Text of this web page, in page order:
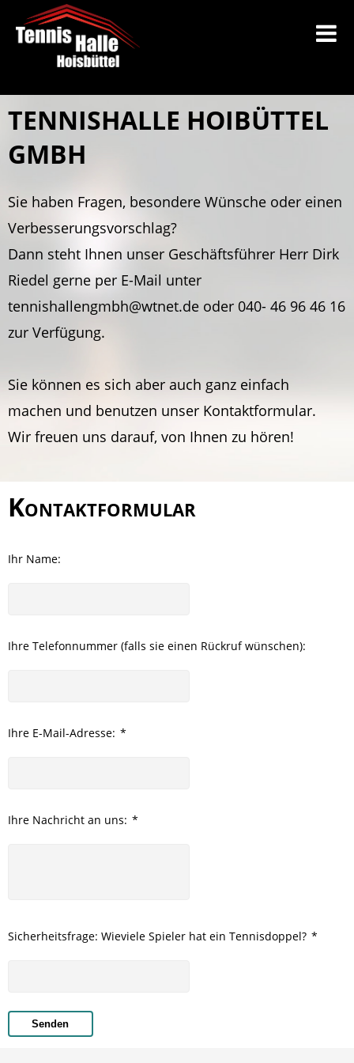
TENNISHALLE HOIBÜTTEL
GMBH
Sie haben Fragen, besondere Wünsche oder einen
Verbesserungsvorschlag?
Dann steht Ihnen unser Geschäftsführer Herr Dirk
Riedel gerne per E-Mail unter
tennishallengmbh@wtnet.de oder 040- 46 96 46 16
zur Verfügung.
Sie können es sich aber auch ganz einfach
machen und benutzen unser Kontaktformular.
Wir freuen uns darauf, von Ihnen zu hören!
Kontaktformular
Ihr Name:
Ihre Telefonnummer (falls sie einen Rückruf wünschen):
Ihre E-Mail-Adresse: *
Ihre Nachricht an uns: *
Sicherheitsfrage: Wieviele Spieler hat ein Tennisdoppel? *
Senden